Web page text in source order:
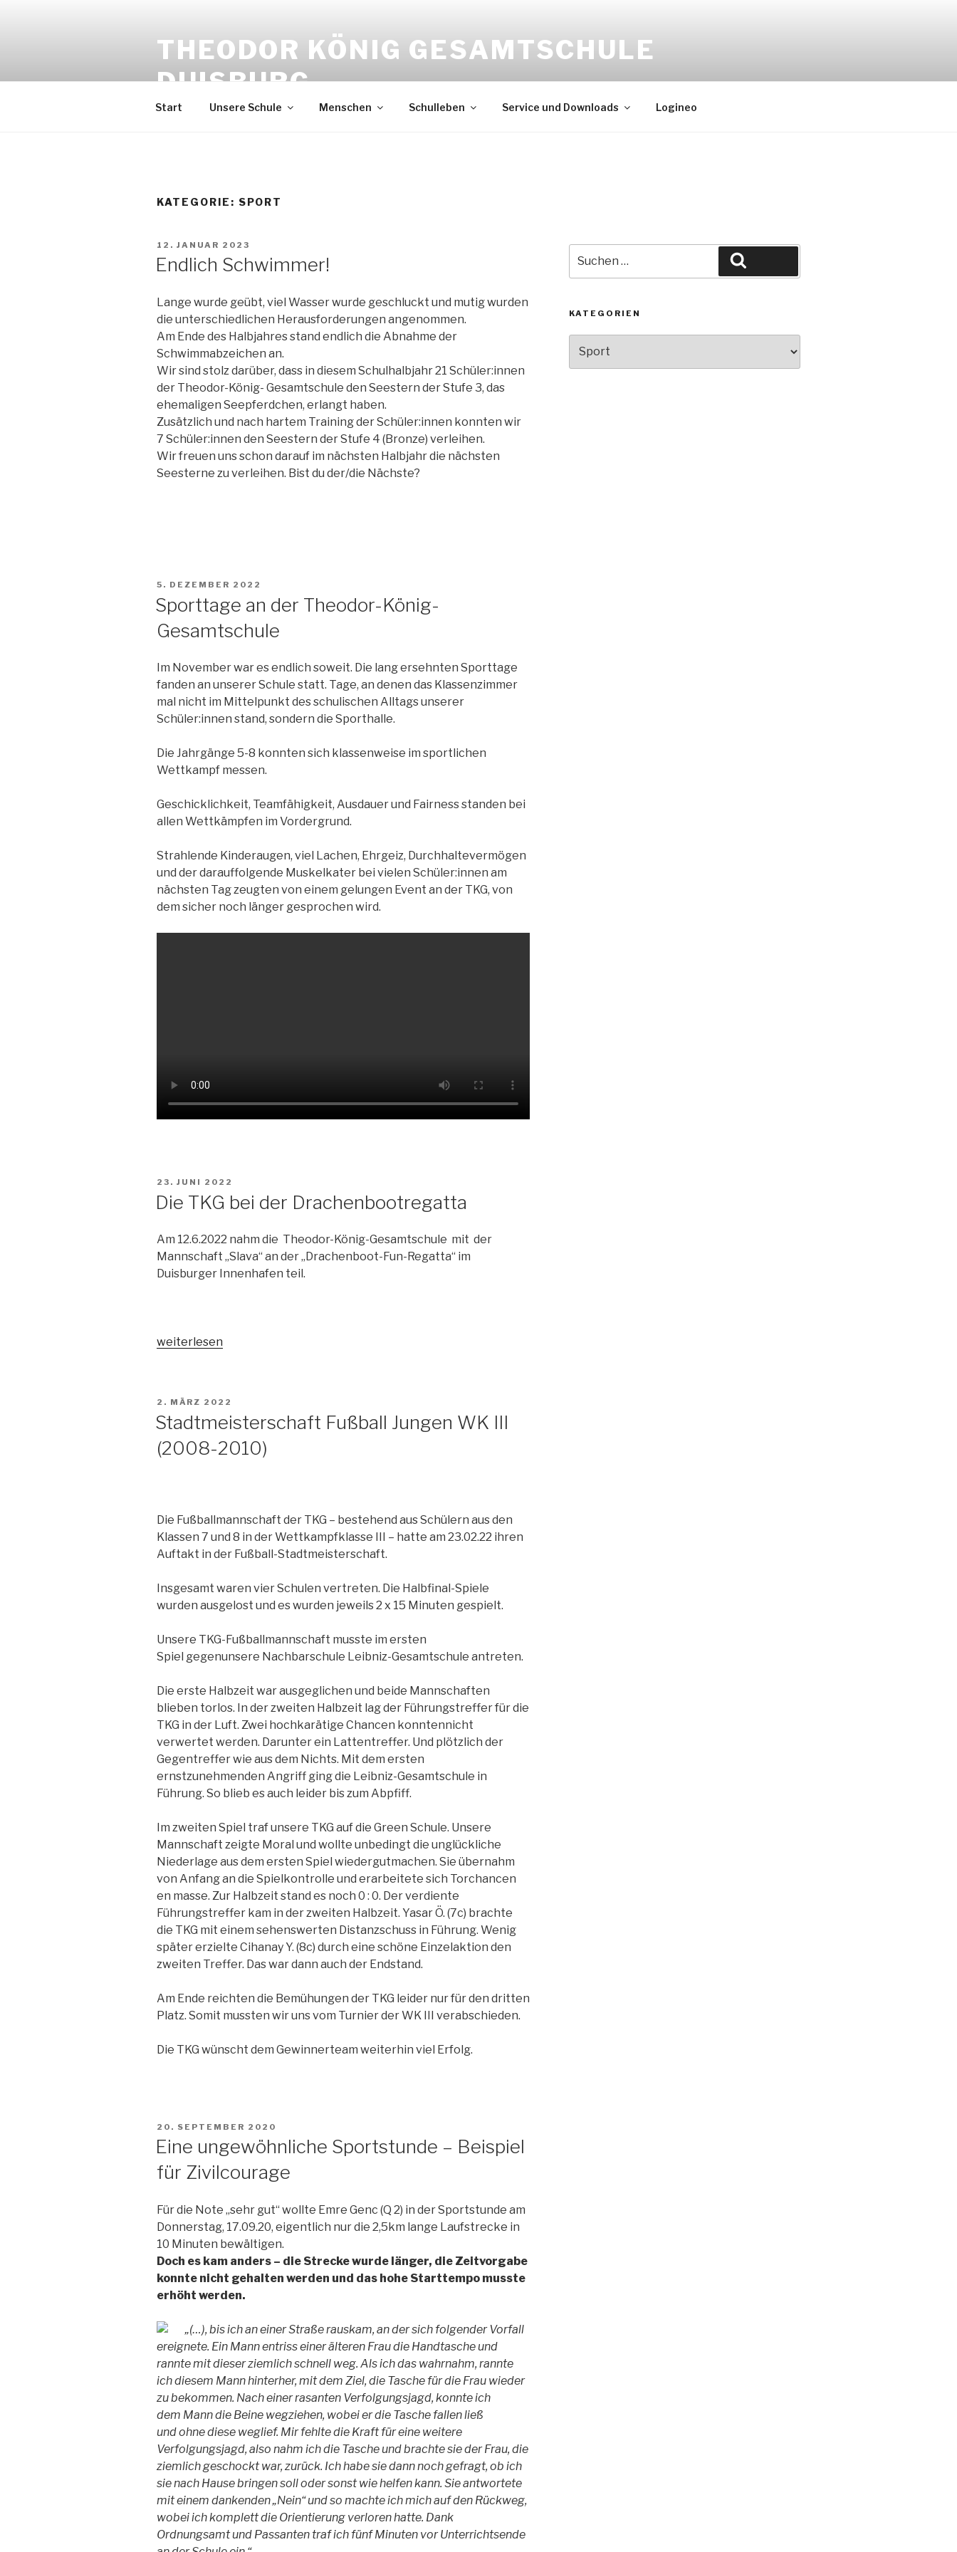
THEODOR KÖNIG GESAMTSCHULE
DUISBURG
Start Unsere Schule Menschen Schulleben Service und Downloads Logineo
KATEGORIE: SPORT
VERÖFFENTLICHT
12. JANUAR 2023
Endlich Schwimmer!
Lange wurde geübt, viel Wasser wurde geschluckt und mutig wurden
die unterschiedlichen Herausforderungen angenommen.
Am Ende des Halbjahres stand endlich die Abnahme der
Schwimmabzeichen an.
Wir sind stolz darüber, dass in diesem Schulhalbjahr 21 Schüler:innen
der Theodor-König- Gesamtschule den Seestern der Stufe 3, das
ehemaligen Seepferdchen, erlangt haben.
Zusätzlich und nach hartem Training der Schüler:innen konnten wir
7 Schüler:innen den Seestern der Stufe 4 (Bronze) verleihen.
Wir freuen uns schon darauf im nächsten Halbjahr die nächsten
Seesterne zu verleihen. Bist du der/die Nächste?
VERÖFFENTLICHT
5. DEZEMBER 2022
Sporttage an der Theodor-König-
Gesamtschule
Im November war es endlich soweit. Die lang ersehnten Sporttage
fanden an unserer Schule statt. Tage, an denen das Klassenzimmer
mal nicht im Mittelpunkt des schulischen Alltags unserer
Schüler:innen stand, sondern die Sporthalle.
Die Jahrgänge 5-8 konnten sich klassenweise im sportlichen
Wettkampf messen.
Geschicklichkeit, Teamfähigkeit, Ausdauer und Fairness standen bei
allen Wettkämpfen im Vordergrund.
Strahlende Kinderaugen, viel Lachen, Ehrgeiz, Durchhaltevermögen
und der darauffolgende Muskelkater bei vielen Schüler:innen am
nächsten Tag zeugten von einem gelungen Event an der TKG, von
dem sicher noch länger gesprochen wird.
VERÖFFENTLICHT
23. JUNI 2022
Die TKG bei der Drachenbootregatta
Am 12.6.2022 nahm die Theodor-König-Gesamtschule mit der
Mannschaft „Slava“ an der „Drachenboot-Fun-Regatta“ im
Duisburger Innenhafen teil.
„Die
weiterlesen
VERÖFFENTLICHT
2. MÄRZ 2022
Stadtmeisterschaft Fußball Jungen WK III
(2008-2010)
Die Fußballmannschaft der TKG – bestehend aus Schülern aus den
Klassen 7 und 8 in der Wettkampfklasse III – hatte am 23.02.22 ihren
Auftakt in der Fußball-Stadtmeisterschaft.
Insgesamt waren vier Schulen vertreten. Die Halbfinal-Spiele
wurden ausgelost und es wurden jeweils 2 x 15 Minuten gespielt.
Unsere TKG-Fußballmannschaft musste im ersten
Spiel gegenunsere Nachbarschule Leibniz-Gesamtschule antreten.
Die erste Halbzeit war ausgeglichen und beide Mannschaften
blieben torlos. In der zweiten Halbzeit lag der Führungstreffer für die
TKG in der Luft. Zwei hochkarätige Chancen konntennicht
verwertet werden. Darunter ein Lattentreffer. Und plötzlich der
Gegentreffer wie aus dem Nichts. Mit dem ersten
ernstzunehmenden Angriff ging die Leibniz-Gesamtschule in
Führung. So blieb es auch leider bis zum Abpfiff.
Im zweiten Spiel traf unsere TKG auf die Green Schule. Unsere
Mannschaft zeigte Moral und wollte unbedingt die unglückliche
Niederlage aus dem ersten Spiel wiedergutmachen. Sie übernahm
von Anfang an die Spielkontrolle und erarbeitete sich Torchancen
en masse. Zur Halbzeit stand es noch 0 : 0. Der verdiente
Führungstreffer kam in der zweiten Halbzeit. Yasar Ö. (7c) brachte
die TKG mit einem sehenswerten Distanzschuss in Führung. Wenig
später erzielte Cihanay Y. (8c) durch eine schöne Einzelaktion den
zweiten Treffer. Das war dann auch der Endstand.
Am Ende reichten die Bemühungen der TKG leider nur für den dritten
Platz. Somit mussten wir uns vom Turnier der WK III verabschieden.
Die TKG wünscht dem Gewinnerteam weiterhin viel Erfolg.
VERÖFFENTLICHT
20. SEPTEMBER 2020
Eine ungewöhnliche Sportstunde – Beispiel
für Zivilcourage
Für die Note „sehr gut“ wollte Emre Genc (Q 2) in der Sportstunde am
Donnerstag, 17.09.20, eigentlich nur die 2,5km lange Laufstrecke in
10 Minuten bewältigen.
Doch es kam anders – die Strecke wurde länger, die Zeitvorgabe
konnte nicht gehalten werden und das hohe Starttempo musste
erhöht werden.
„(…), bis ich an einer Straße rauskam, an der sich folgender Vorfall
ereignete. Ein Mann entriss einer älteren Frau die Handtasche und
rannte mit dieser ziemlich schnell weg. Als ich das wahrnahm, rannte
ich diesem Mann hinterher, mit dem Ziel, die Tasche für die Frau wieder
zu bekommen. Nach einer rasanten Verfolgungsjagd, konnte ich
dem Mann die Beine wegziehen, wobei er die Tasche fallen ließ
und ohne diese weglief. Mir fehlte die Kraft für eine weitere
Verfolgungsjagd, also nahm ich die Tasche und brachte sie der Frau, die
ziemlich geschockt war, zurück. Ich habe sie dann noch gefragt, ob ich
sie nach Hause bringen soll oder sonst wie helfen kann. Sie antwortete
mit einem dankenden „Nein“ und so machte ich mich auf den Rückweg,
wobei ich komplett die Orientierung verloren hatte. Dank
Ordnungsamt und Passanten traf ich fünf Minuten vor Unterrichtsende
nach:
KATEGORIEN